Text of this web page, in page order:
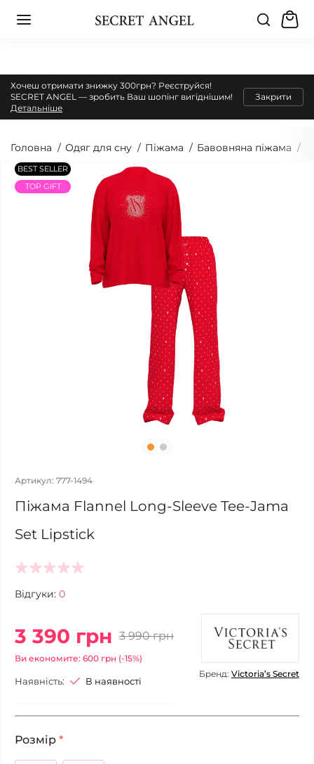
Хочеш отримати знижку 300грн? Реєструйся!
SECRET ANGEL — зробить Ваш шопінг вигіднішим!
Детальніше
Закрити
Головна Одяг для сну Піжама Бавовняна піжама
BEST SELLER
TOP GIFT
Артикул: 777-1494
Піжама Flannel Long-Sleeve Tee-Jama
Set Lipstick
Відгуки: 0
3 390 грн 3 990 грн
Ви економите: 600 грн (-15%)
Наявність: В наявності
Бренд: Victoria’s Secret
Розмір *